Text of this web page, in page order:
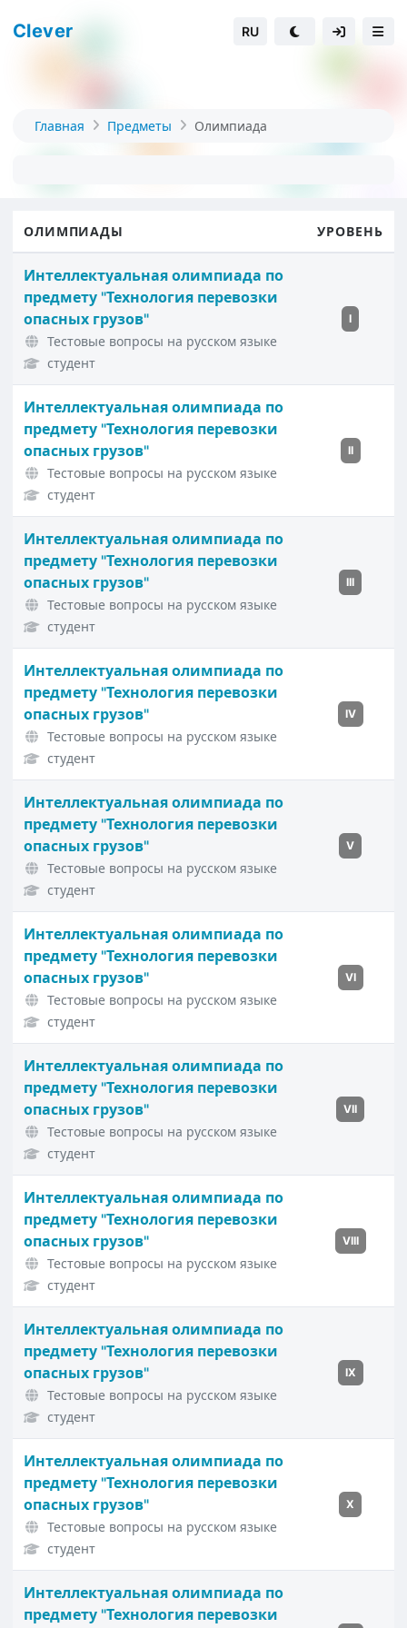
Clever RU
Главная Предметы Олимпиада
ОЛИМПИАДЫ УРОВЕНЬ
Интеллектуальная олимпиада по
предмету "Технология перевозки
опасных грузов"
Тестовые вопросы на русском языке
студент
I
Интеллектуальная олимпиада по
предмету "Технология перевозки
опасных грузов"
Тестовые вопросы на русском языке
студент
II
Интеллектуальная олимпиада по
предмету "Технология перевозки
опасных грузов"
Тестовые вопросы на русском языке
студент
III
Интеллектуальная олимпиада по
предмету "Технология перевозки
опасных грузов"
Тестовые вопросы на русском языке
студент
IV
Интеллектуальная олимпиада по
предмету "Технология перевозки
опасных грузов"
Тестовые вопросы на русском языке
студент
V
Интеллектуальная олимпиада по
предмету "Технология перевозки
опасных грузов"
Тестовые вопросы на русском языке
студент
VI
Интеллектуальная олимпиада по
предмету "Технология перевозки
опасных грузов"
Тестовые вопросы на русском языке
студент
VII
Интеллектуальная олимпиада по
предмету "Технология перевозки
опасных грузов"
Тестовые вопросы на русском языке
студент
VIII
Интеллектуальная олимпиада по
предмету "Технология перевозки
опасных грузов"
Тестовые вопросы на русском языке
студент
IX
Интеллектуальная олимпиада по
предмету "Технология перевозки
опасных грузов"
Тестовые вопросы на русском языке
студент
X
Интеллектуальная олимпиада по
предмету "Технология перевозки